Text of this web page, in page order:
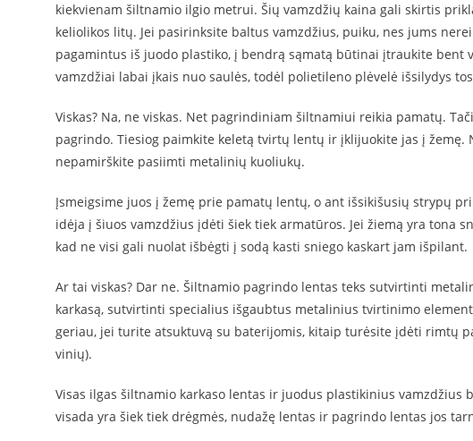
kiekvienam šiltnamio ilgio metrui. Šių vamzdžių kaina gali skirtis
keliolikos litų. Jei pasirinksite baltus vamzdžius, puiku, nes jums
pagamintus iš juodo plastiko, į bendrą sąmatą būtinai įtraukite bent
vamzdžiai labai įkais nuo saulės, todėl polietileno plėvelė išsilydys
Viskas? Na, ne viskas. Net pagrindiniam šiltnamiui reikia pamatų.
pagrindo. Tiesiog paimkite keletą tvirtų lentų ir įklijuokite jas į
nepamirškite pasiimti metalinių kuoliukų.
Įsmeigsime juos į žemę prie pamatų lentų, o ant išsikišusių strypų
idėja į šiuos vamzdžius įdėti šiek tiek armatūros. Jei žiemą yra tona
kad ne visi gali nuolat išbėgti į sodą kasti sniego kaskart jam išpilant.
Ar tai viskas? Dar ne. Šiltnamio pagrindo lentas teks sutvirtinti
karkasą, sutvirtinti specialius išgaubtus metalinius tvirtinimo
geriau, jei turite atsuktuvą su baterijomis, kitaip turėsite įdėti rimtų
vinių).
Visas ilgas šiltnamio karkaso lentas ir juodus plastikinius
visada yra šiek tiek drėgmės, nudažę lentas ir pagrindo lentas jos